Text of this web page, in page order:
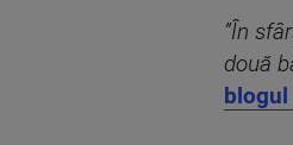
”În
două
blogul